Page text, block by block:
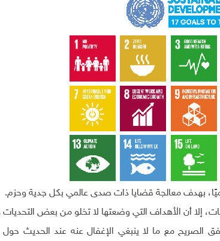
بهدف معالجة قضايا ذات صدى عالمي بكل جدية وحزم.
إلا أن الأهداف التي وضعتها لا تخلو من بعض التحديات
الصريح مع ما لا ينبغي الإغفال عنه عند الحديث حول